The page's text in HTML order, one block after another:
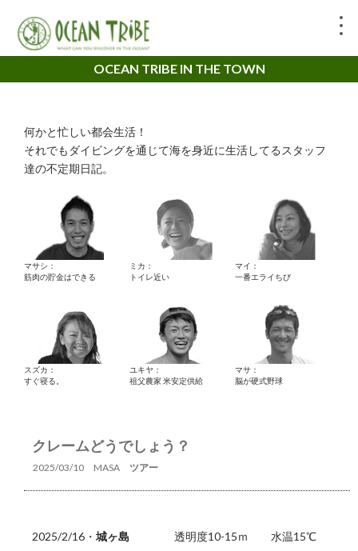
OCEAN TRIBE IN THE TOWN
何かと忙しい都会生活！
それでもダイビングを通じて海を身近に生活してるスタッフ
達の不定期日記。
マサシ：
筋肉の貯金はできる
ミカ：
トイレ近い
マイ：
一番エライちび
スズカ：
すぐ寝る。
ユキヤ：
祖父農家 米安定供給
マサ：
脳が硬式野球
クレームどうでしょう？
2025/03/10 MASA ツアー
2025/2/16・ 城ヶ島 透明度10-15ｍ 水温15℃